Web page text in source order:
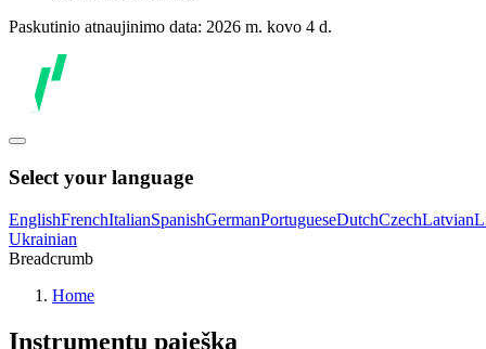
Paskutinio atnaujinimo data: 2026 m. kovo 4 d.
Select your language
EnglishFrenchItalianSpanishGermanPortugueseDutchCzechLatvian
Ukrainian
Breadcrumb
Home
Instrumentų paieška